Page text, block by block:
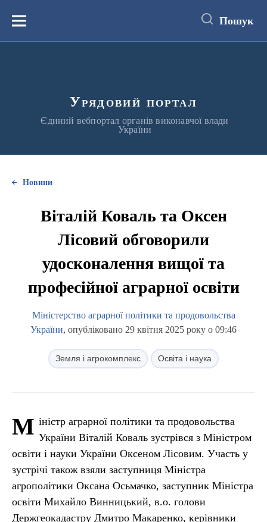
вмістуМеню Пошук
Урядовий портал
Єдиний вебпортал органів виконавчої влади
України
Новини
Віталій Коваль та Оксен
Лісовий обговорили
удосконалення вищої та
професійної аграрної освіти
Міністерство аграрної політики та продовольства
України, опубліковано 29 квітня 2025 року о 09:46
Земля і агрокомплекс Освіта і наука
М іністр аграрної політики та продовольства
України Віталій Коваль зустрівся з Міністром
освіти і науки України Оксеном Лісовим. Участь у
зустрічі також взяли заступниця Міністра
агрополітики Оксана Осьмачко, заступник Міністра
освіти Михайло Винницький, в.о. голови
Держгеокадастру Дмитро Макаренко, керівники